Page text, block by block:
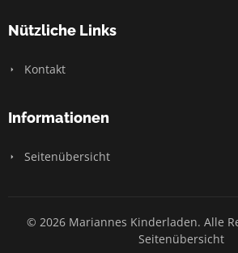
Nützliche Links
Kontakt
Informationen
Seitenübersicht
© 2026 Mariannes Kinderladen. Alle
Seitenübersicht